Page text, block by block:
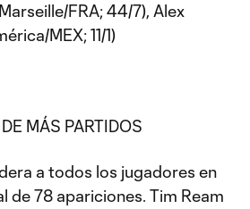
FRA; 44/7), Alex
MEX; 11/1)
MÁS PARTIDOS
a todos los jugadores en
de 78 apariciones. Tim Ream